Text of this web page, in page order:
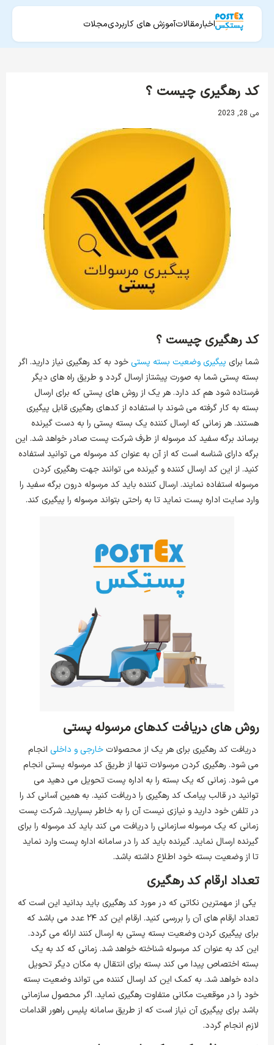
اخبارمقالاتآموزش های کاربردیمجلات
کد رهگیری چیست ؟
می 28, 2023
کد رهگیری چیست ؟
شما برای پیگیری وضعیت بسته پستی خود به کد رهگیری نیاز دارید. اگر
بسته پستی شما به صورت پیشتاز ارسال گردد و طریق راه های دیگر
فرستاده شود هم کد دارد. هر یک از روش های پستی که برای ارسال
بسته به کار گرفته می‌ شوند با استفاده از کدهای رهگیری قابل پیگیری
هستند. هر زمانی که ارسال کننده یک بسته پستی را به دست گیرنده
برساند برگه سفید کد مرسوله از طرف شرکت پست صادر خواهد شد. این
برگه دارای شناسه است که از آن به عنوان کد مرسوله می توانید استفاده
کنید. از این کد ارسال کننده و گیرنده می توانند جهت رهگیری کردن
مرسوله استفاده نمایند. ارسال کننده باید کد مرسوله درون برگه سفید را
وارد سایت اداره پست نماید تا به راحتی بتواند مرسوله را پیگیری کند.
روش های دریافت کدهای مرسوله پستی
دریافت کد رهگیری برای هر یک از محصولات خارجی و داخلی انجام
می شود. رهگیری کردن مرسولات تنها از طریق کد مرسوله پستی انجام
می‌ شود. زمانی که یک بسته را به اداره پست تحویل می دهید می
توانید در قالب پیامک کد رهگیری را دریافت کنید. به همین آسانی کد را
در تلفن خود دارید و نیازی نیست آن را به خاطر بسپارید. شرکت پست
زمانی که یک مرسوله سازمانی را دریافت می کند باید کد مرسوله را برای
گیرنده ارسال نماید. گیرنده باید کد را در سامانه اداره پست وارد نماید
تا از وضعیت بسته خود اطلاع داشته باشد.
تعداد ارقام کد رهگیری
یکی از مهمترین نکاتی که در مورد کد رهگیری باید بدانید این است که
تعداد ارقام های آن را بررسی کنید. ارقام این کد ۲۴ عدد می باشد که
برای پیگیری کردن وضعیت بسته پستی به ارسال کنند ارائه می گردد.
این کد به عنوان کد مرسوله شناخته خواهد شد. زمانی که کد به یک
بسته اختصاص پیدا می‌ کند بسته برای انتقال به مکان دیگر تحویل
داده خواهد شد. به کمک این کد ارسال کننده می تواند وضعیت بسته
خود را در موقعیت مکانی متفاوت رهگیری نماید. اگر محصول سازمانی
باشد برای پیگیری آن نیاز است که از طریق سامانه پلیس راهور اقدامات
لازم انجام گردد.